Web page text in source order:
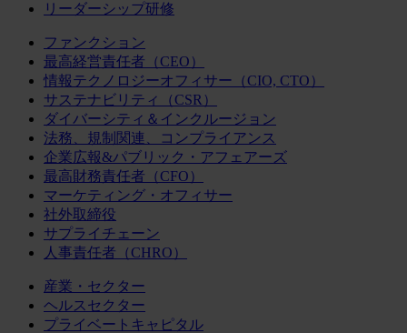
リーダーシップ研修
ファンクション
最高経営責任者（CEO）
情報テクノロジーオフィサー（CIO, CTO）
サステナビリティ（CSR）
ダイバーシティ＆インクルージョン
法務、規制関連、コンプライアンス
企業広報&パブリック・アフェアーズ
最高財務責任者（CFO）
マーケティング・オフィサー
社外取締役
サプライチェーン
人事責任者（CHRO）
産業・セクター
ヘルスセクター
プライベートキャピタル